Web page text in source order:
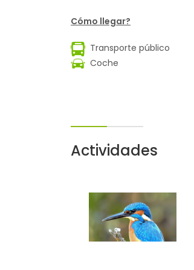
Cómo llegar?
Transporte público
Coche
Actividades